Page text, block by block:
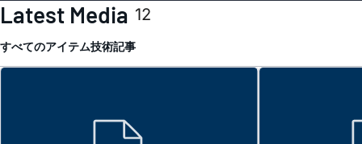
Latest Media 12
すべてのアイテム技術記事